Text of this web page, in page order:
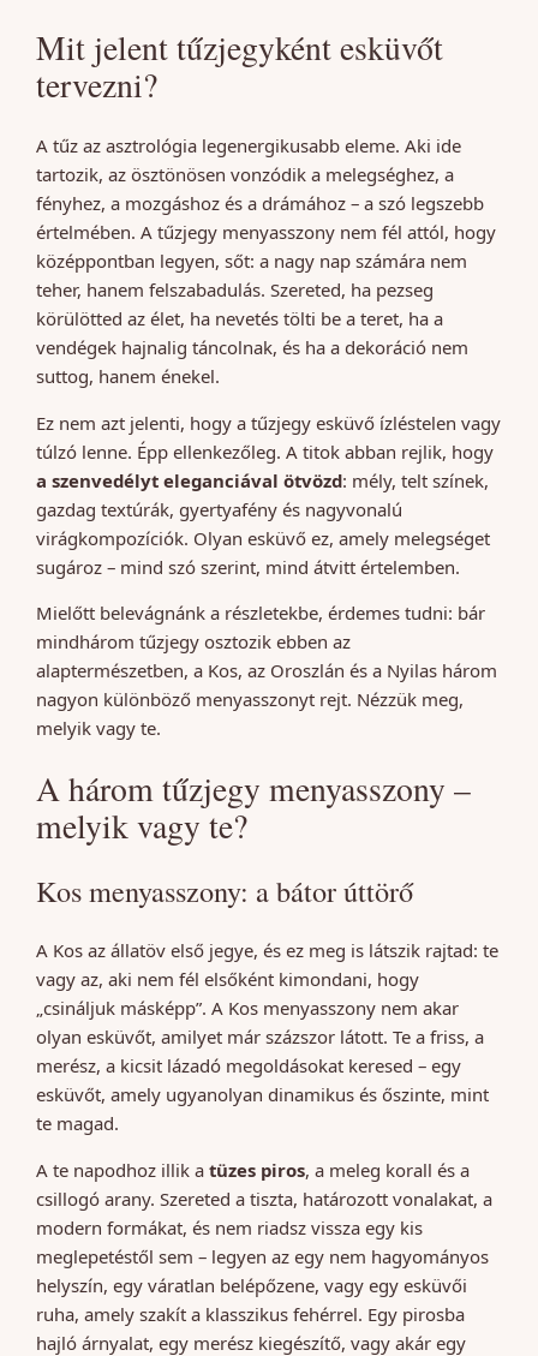
Mit jelent tűzjegyként esküvőt
tervezni?
A tűz az asztrológia legenergikusabb eleme. Aki ide
tartozik, az ösztönösen vonzódik a melegséghez, a
fényhez, a mozgáshoz és a drámához – a szó legszebb
értelmében. A tűzjegy menyasszony nem fél attól, hogy
középpontban legyen, sőt: a nagy nap számára nem
teher, hanem felszabadulás. Szereted, ha pezseg
körülötted az élet, ha nevetés tölti be a teret, ha a
vendégek hajnalig táncolnak, és ha a dekoráció nem
suttog, hanem énekel.
Ez nem azt jelenti, hogy a tűzjegy esküvő ízléstelen vagy
túlzó lenne. Épp ellenkezőleg. A titok abban rejlik, hogy
a szenvedélyt eleganciával ötvözd: mély, telt színek,
gazdag textúrák, gyertyafény és nagyvonalú
virágkompozíciók. Olyan esküvő ez, amely melegséget
sugároz – mind szó szerint, mind átvitt értelemben.
Mielőtt belevágnánk a részletekbe, érdemes tudni: bár
mindhárom tűzjegy osztozik ebben az
alaptermészetben, a Kos, az Oroszlán és a Nyilas három
nagyon különböző menyasszonyt rejt. Nézzük meg,
melyik vagy te.
A három tűzjegy menyasszony –
melyik vagy te?
Kos menyasszony: a bátor úttörő
A Kos az állatöv első jegye, és ez meg is látszik rajtad: te
vagy az, aki nem fél elsőként kimondani, hogy
„csináljuk másképp”. A Kos menyasszony nem akar
olyan esküvőt, amilyet már százszor látott. Te a friss, a
merész, a kicsit lázadó megoldásokat keresed – egy
esküvőt, amely ugyanolyan dinamikus és őszinte, mint
te magad.
A te napodhoz illik a tüzes piros, a meleg korall és a
csillogó arany. Szereted a tiszta, határozott vonalakat, a
modern formákat, és nem riadsz vissza egy kis
meglepetéstől sem – legyen az egy nem hagyományos
helyszín, egy váratlan belépőzene, vagy egy esküvői
ruha, amely szakít a klasszikus fehérrel. Egy pirosba
hajló árnyalat, egy merész kiegészítő, vagy akár egy